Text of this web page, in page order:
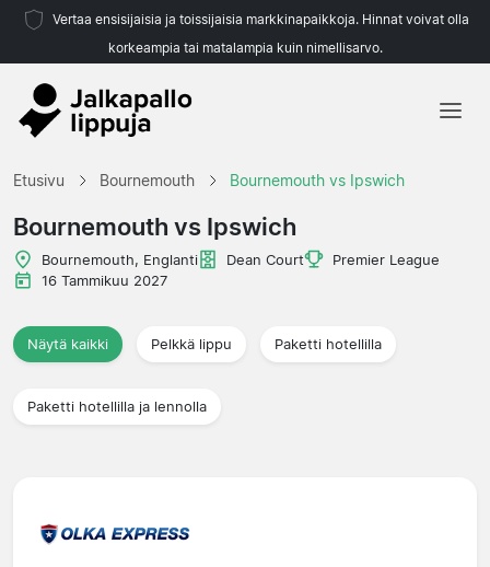
Vertaa ensisijaisia ja toissijaisia markkinapaikkoja. Hinnat voivat olla
korkeampia tai matalampia kuin nimellisarvo.
Etusivu Bournemouth Bournemouth vs Ipswich
Bournemouth vs Ipswich
Bournemouth, Englanti Dean Court
Premier League
16 Tammikuu 2027
Näytä kaikki Pelkkä lippu Paketti hotellilla
Paketti hotellilla ja lennolla